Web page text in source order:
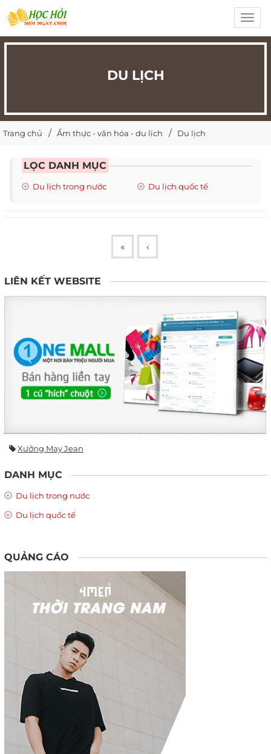
DU LỊCH
Trang chủ Ẩm thực - văn hóa - du lịch Du lịch
LỌC DANH MỤC
Du lịch trong nước Du lịch quốc tế
« ‹
LIÊN KẾT WEBSITE
Xưởng May Jean
DANH MỤC
Du lịch trong nước
Du lịch quốc tế
QUẢNG CÁO